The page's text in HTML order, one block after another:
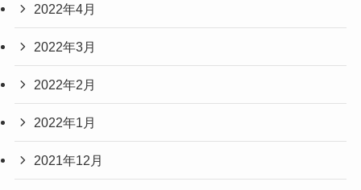
2022年4月
2022年3月
2022年2月
2022年1月
2021年12月